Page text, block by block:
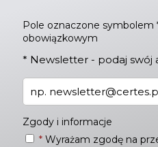
Pole oznaczone symbolem
obowiązkowym
* Newsletter - podaj swój
Zgody i informacje
* Wyrażam zgodę na